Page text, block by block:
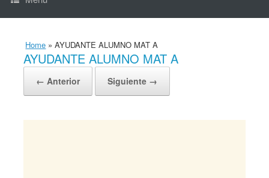
Home » AYUDANTE ALUMNO MAT A
AYUDANTE ALUMNO MAT A
← Anterior Siguiente →